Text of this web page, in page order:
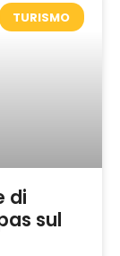
TURISMO
di
sul